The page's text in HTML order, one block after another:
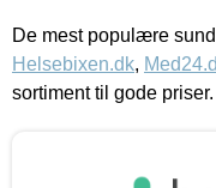
De mest populære
Helsebixen.dk,
sortiment til gode priser.